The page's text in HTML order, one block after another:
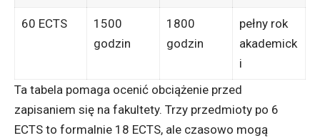
60 ECTS
1500
godzin
1800
godzin
pełny rok
akademick
i
Ta tabela pomaga ocenić obciążenie przed
zapisaniem się na fakultety. Trzy przedmioty po 6
ECTS to formalnie 18 ECTS, ale czasowo mogą